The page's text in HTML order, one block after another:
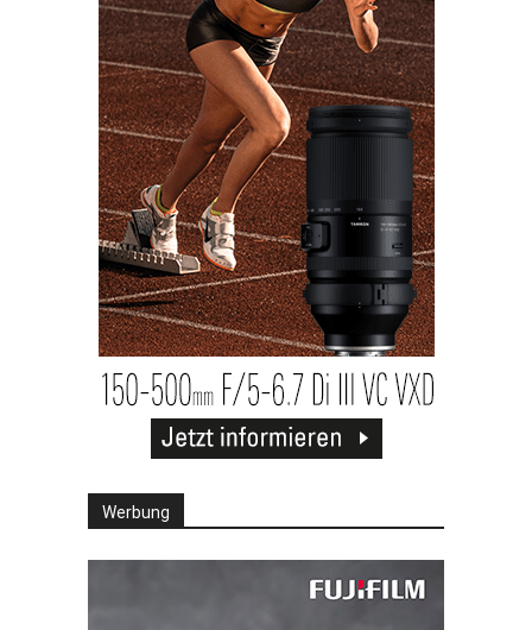
Werbung